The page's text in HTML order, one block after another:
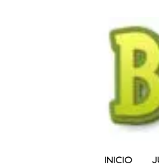
INICIO